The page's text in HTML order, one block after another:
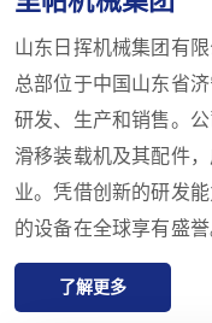
山东日挥机械集团有
总部位于中国山东省
研发、生产和销售。
滑移装载机及其配件
业。凭借创新的研发
的设备在全球享有盛
提供一年的质量保证
产品的需求。日霸还
了解更多